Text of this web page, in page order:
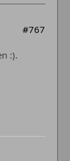
#767
:).